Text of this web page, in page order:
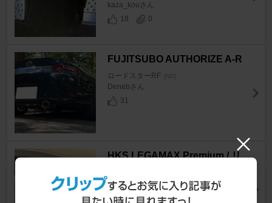
kaza_kouさん
18
0
FUJITSUBO AUTHORIZE A-R
ロードスターRF [ND]
Denebさん
31
HKS LEGAMAX Premium / リ
ロードスターRF [ND]
uecha@RFさん